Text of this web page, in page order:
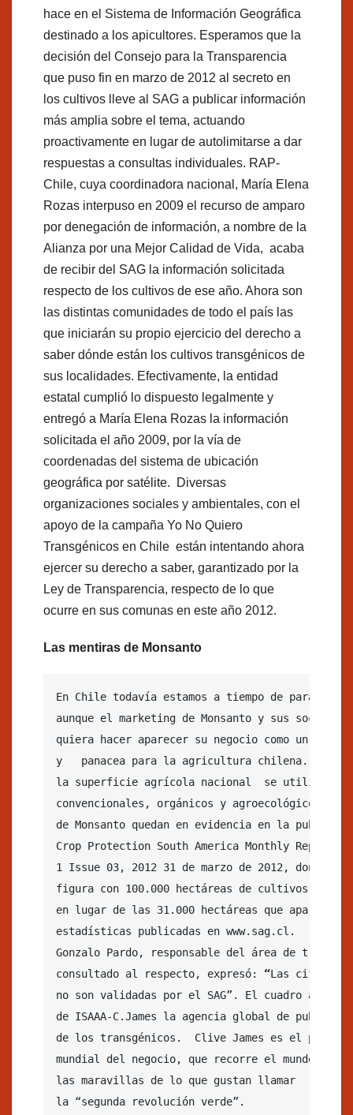
hace en el Sistema de Información Geográfica
destinado a los apicultores. Esperamos que la
decisión del Consejo para la Transparencia
que puso fin en marzo de 2012 al secreto en
los cultivos lleve al SAG a publicar información
más amplia sobre el tema, actuando
proactivamente en lugar de autolimitarse a dar
respuestas a consultas individuales. RAP-
Chile, cuya coordinadora nacional, María Elena
Rozas interpuso en 2009 el recurso de amparo
por denegación de información, a nombre de la
Alianza por una Mejor Calidad de Vida, acaba
de recibir del SAG la información solicitada
respecto de los cultivos de ese año. Ahora son
las distintas comunidades de todo el país las
que iniciarán su propio ejercicio del derecho a
saber dónde están los cultivos transgénicos de
sus localidades. Efectivamente, la entidad
estatal cumplió lo dispuesto legalmente y
entregó a María Elena Rozas la información
solicitada el año 2009, por la vía de
coordenadas del sistema de ubicación
geográfica por satélite. Diversas
organizaciones sociales y ambientales, con el
apoyo de la campaña Yo No Quiero
Transgénicos en Chile están intentando ahora
ejercer su derecho a saber, garantizado por la
Ley de Transparencia, respecto de lo que
ocurre en sus comunas en este año 2012.
Las mentiras de Monsanto
En Chile todavía estamos a tiempo de parar el
aunque el marketing de Monsanto y sus socios
quiera hacer aparecer su negocio como un
y   panacea para la agricultura chilena. La
la superficie agrícola nacional  se utiliza en
convencionales, orgánicos y agroecológicos.
de Monsanto quedan en evidencia en la
Crop Protection South America Monthly
1 Issue 03, 2012 31 de marzo de 2012,
donde
figura con 100.000 hectáreas de cultivos
en lugar de las 31.000 hectáreas que aparecen
estadísticas publicadas en www.sag.cl.
Gonzalo Pardo, responsable del área de
consultado al respecto, expresó:
“Las cifras
no son validadas por el SAG”. El cuadro allí
de ISAAA-C.James la agencia global de
de los transgénicos.  Clive James es el
mundial del negocio, que recorre el mundo
las maravillas de lo que gustan llamar
la “segunda revolución verde”.